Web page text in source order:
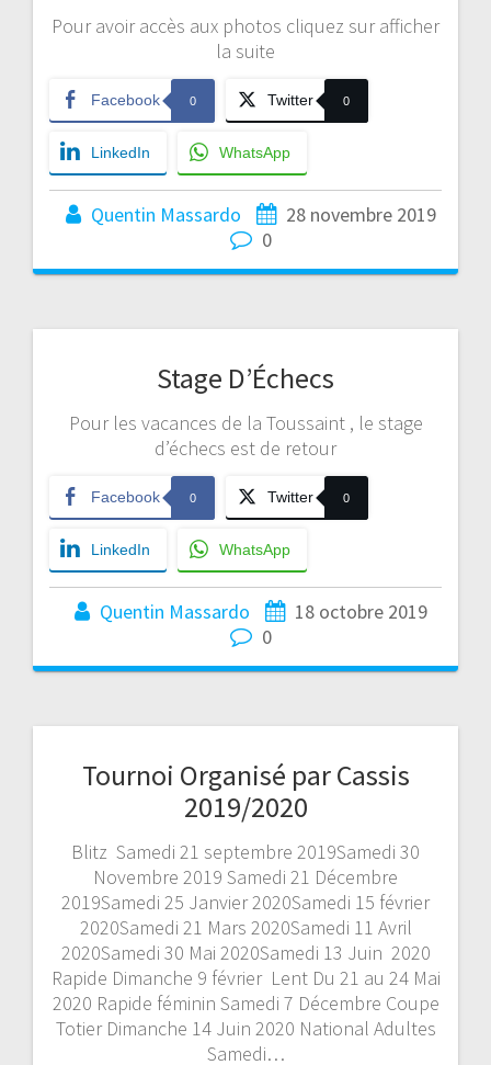
Pour avoir accès aux photos cliquez sur afficher
la suite
Facebook 0 Twitter 0
LinkedIn WhatsApp
Quentin Massardo
28 novembre 2019
0
Stage D’Échecs
Pour les vacances de la Toussaint , le stage
d’échecs est de retour
Facebook 0 Twitter 0
LinkedIn WhatsApp
Quentin Massardo
18 octobre 2019
0
Tournoi Organisé par Cassis
2019/2020
Blitz Samedi 21 septembre 2019Samedi 30
Novembre 2019 Samedi 21 Décembre
2019Samedi 25 Janvier 2020Samedi 15 février
2020Samedi 21 Mars 2020Samedi 11 Avril
2020Samedi 30 Mai 2020Samedi 13 Juin 2020
Rapide Dimanche 9 février Lent Du 21 au 24 Mai
2020 Rapide féminin Samedi 7 Décembre Coupe
Totier Dimanche 14 Juin 2020 National Adultes
Samedi…